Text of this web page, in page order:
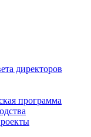
директоров
программа